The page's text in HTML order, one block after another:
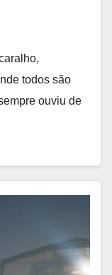
todos são
ouviu de